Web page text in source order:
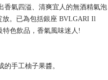
香氣四溢、清爽宜人的無酒精氣泡
放。已為包括銀座 BVLGARI Il
特色飲品，香氣風味迷人!
手工柚子果醬。